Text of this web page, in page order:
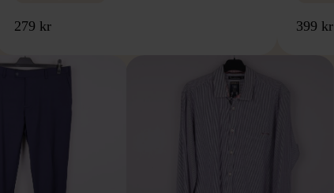
279 kr 399 kr